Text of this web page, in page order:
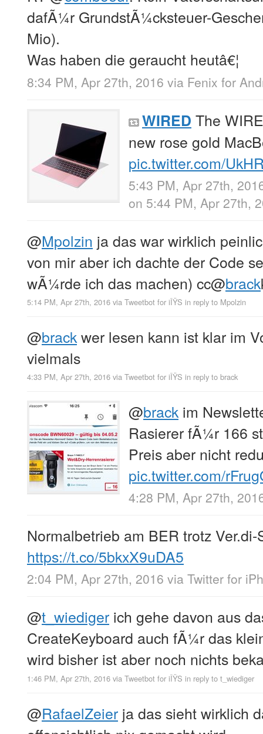
dafÃ¼r GrundstÃ¼cksteuer-
Mio).
Was haben die geraucht heutâ€¦
8:34 PM, Apr 27th, 2016 via Fenix for
WIRED The
new rose gold
pic.twitter.com/
5:43 PM, Apr 27th,
on 5:44 PM, Apr 27th,
@Mpolzin ja das war wirklich
von mir aber ich dachte der Code
wÃ¼rde ich das machen) cc@brack
5:14 PM, Apr 27th, 2016 via Tweetbot for iÎŸS in reply to Mpolzin
@brackwer lesen kann ist klar im
vielmals
4:33 PM, Apr 27th, 2016 via Tweetbot for iÎŸS in reply to brack
@brack im
Rasierer fÃ¼r 166
Preis aber nicht
pic.twitter.com/
4:28 PM, Apr 27th,
Normalbetrieb am BER trotz Ver.di-
https://t.co/5bkxX9uDA5
2:04 PM, Apr 27th, 2016 via Twitter for
@t_wiediger ich gehe davon aus
CreateKeyboard auch fÃ¼r das
wird bisher ist aber noch nichts
1:46 PM, Apr 27th, 2016 via Tweetbot for iÎŸS in reply to t_wiediger
@RafaelZeier ja das sieht wirklich